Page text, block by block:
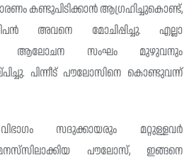
കണ്ടുപിടിക്കാൻ ആഗ്രഹിച്ചുകൊണ്ട്,
അവനെ മോചിപ്പിച്ചു. എല്ലാ
ആലോചന സംഘം മുഴുവനും
പിന്നീട് പൗലോസിനെ കൊണ്ടുവന്ന്
സദുക്കായരും മറ്റുള്ളവർ
പൗലോസ്, ഇങ്ങനെ